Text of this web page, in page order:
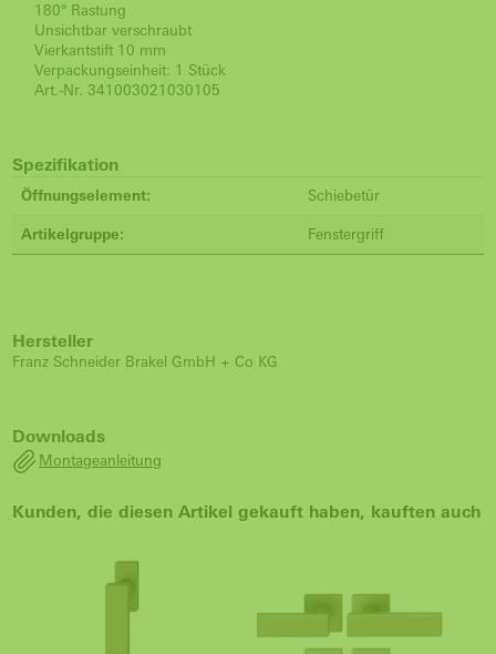
180° Rastung
Unsichtbar verschraubt
Vierkantstift 10 mm
Verpackungseinheit: 1 Stück
Art.-Nr. 341003021030105
Spezifikation
Öffnungselement: Schiebetür
Artikelgruppe: Fenstergriff
Hersteller
Franz Schneider Brakel GmbH + Co KG
Downloads
Montageanleitung
Kunden, die diesen Artikel gekauft haben, kauften auch